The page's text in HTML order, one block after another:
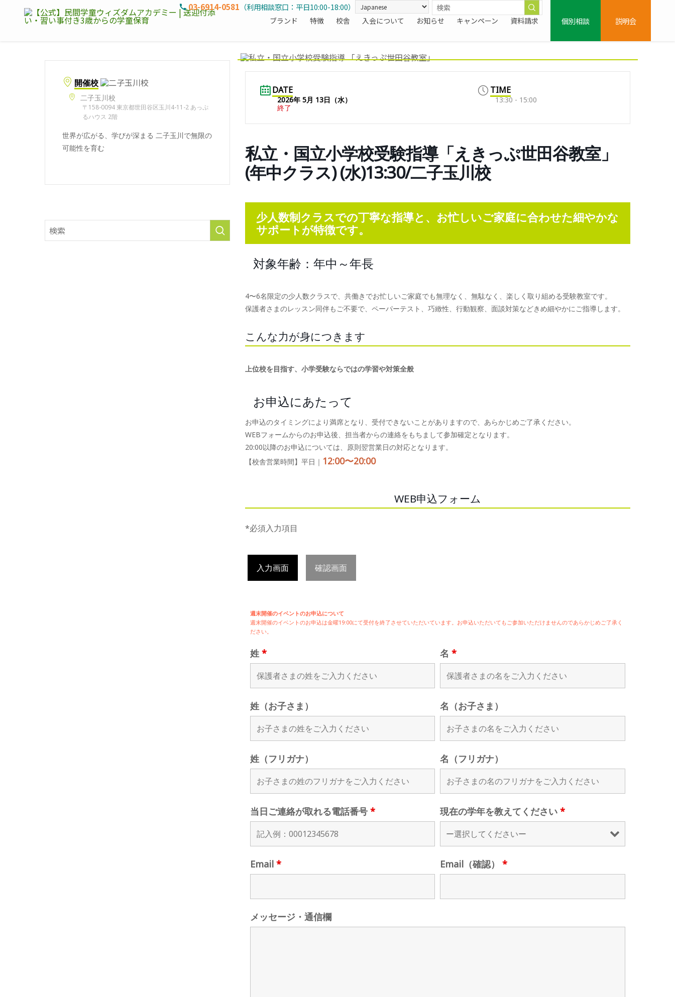
ブランド 特徴 校舎 入会について お知らせ キャンペーン 資料請求
03-6914-0581 （利用相談窓口：平日10:00-18:00）
個別相談
説明会
開催校
二子玉川校
〒158-0094 東京都世田谷区玉川4-11-2 あっぷ
るハウス 2階
世界が広がる、学びが深まる 二子玉川で無限の
可能性を育む
DATE
2026年 5月 13日（水）
終了
TIME
13:30 - 15:00
私立・国立小学校受験指導「えきっぷ世田谷教室」
(年中クラス) (水)13:30/二子玉川校
少人数制クラスでの丁寧な指導と、お忙しいご家庭に合わせた細やかな
サポートが特徴です。
対象年齢：年中～年長
4〜6名限定の少人数クラスで、共働きでお忙しいご家庭でも無理なく、無駄なく、楽しく取り組める受験教室です。
保護者さまのレッスン同伴もご不要で、ペーパーテスト、巧緻性、行動観察、面談対策などきめ細やかにご指導します。
こんな力が身につきます
上位校を目指す、小学受験ならではの学習や対策全般
お申込にあたって
お申込のタイミングにより満席となり、受付できないことがありますので、あらかじめご了承ください。
WEBフォームからのお申込後、担当者からの連絡をもちまして参加確定となります。
20:00以降のお申込については、原則翌営業日の対応となります。
【校舎営業時間】平日｜ 12:00〜20:00
WEB申込フォーム
*必須入力項目
入力画面 確認画面
週末開催のイベントのお申込について
週末開催のイベントのお申込は金曜19:00にて受付を終了させていただいています。お申込いただいてもご参加いただけませんのであらかじめご了承く
ださい。
姓 * 名*
姓（お子さま） 名（お子さま）
姓（フリガナ） 名（フリガナ）
当日ご連絡が取れる電話番号 * 現在の学年を教えてください*
Email * Email（確認）*
メッセージ・通信欄